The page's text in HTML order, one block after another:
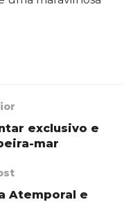
exclusivo e
mar
Atemporal e